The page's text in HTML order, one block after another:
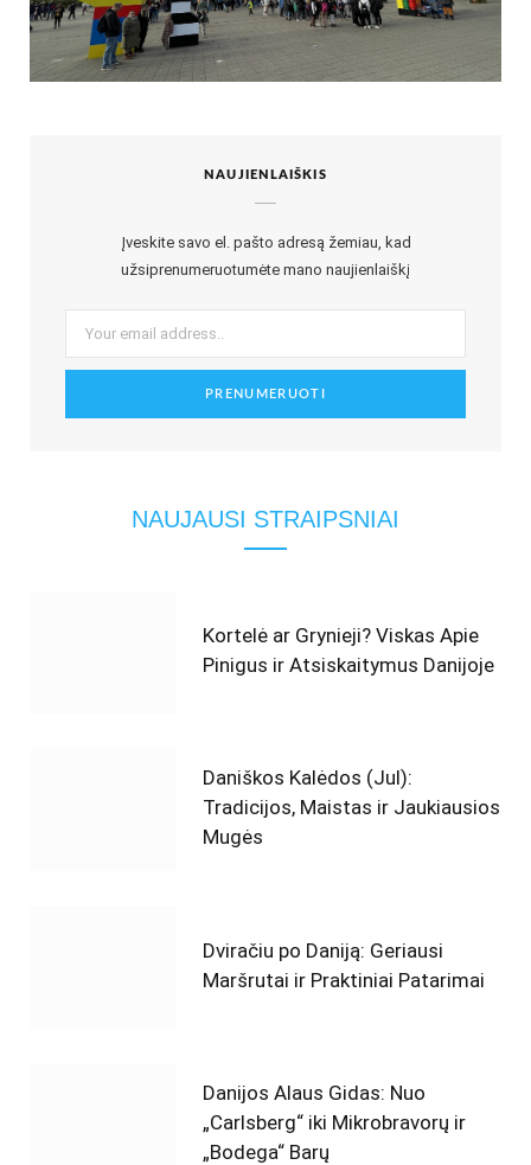
NAUJIENLAIŠKIS
Įveskite savo el. pašto adresą žemiau, kad
užsiprenumeruotumėte mano naujienlaiškį
NAUJAUSI STRAIPSNIAI
Kortelė ar Grynieji? Viskas Apie
Pinigus ir Atsiskaitymus Danijoje
Daniškos Kalėdos (Jul):
Tradicijos, Maistas ir Jaukiausios
Mugės
Dviračiu po Daniją: Geriausi
Maršrutai ir Praktiniai Patarimai
Danijos Alaus Gidas: Nuo
„Carlsberg“ iki Mikrobravorų ir
„Bodega“ Barų